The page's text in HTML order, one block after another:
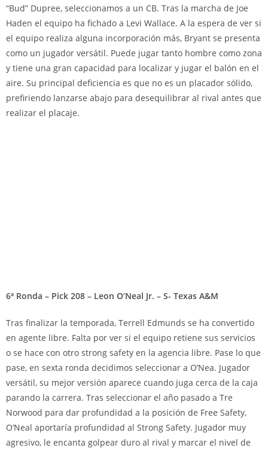
“Bud” Dupree, seleccionamos a un CB. Tras la marcha de Joe
Haden el equipo ha fichado a Levi Wallace. A la espera de ver si
el equipo realiza alguna incorporación más, Bryant se presenta
como un jugador versátil. Puede jugar tanto hombre como zona
y tiene una gran capacidad para localizar y jugar el balón en el
aire. Su principal deficiencia es que no es un placador sólido,
prefiriendo lanzarse abajo para desequilibrar al rival antes que
realizar el placaje.
6ª Ronda – Pick 208 – Leon O’Neal Jr. – S- Texas A&M
Tras finalizar la temporada, Terrell Edmunds se ha convertido
en agente libre. Falta por ver si el equipo retiene sus servicios
o se hace con otro strong safety en la agencia libre. Pase lo que
pase, en sexta ronda decidimos seleccionar a O’Nea. Jugador
versátil, su mejor versión aparece cuando juga cerca de la caja
parando la carrera. Tras seleccionar el año pasado a Tre
Norwood para dar profundidad a la posición de Free Safety,
O’Neal aportaría profundidad al Strong Safety. Jugador muy
agresivo, le encanta golpear duro al rival y marcar el nivel de